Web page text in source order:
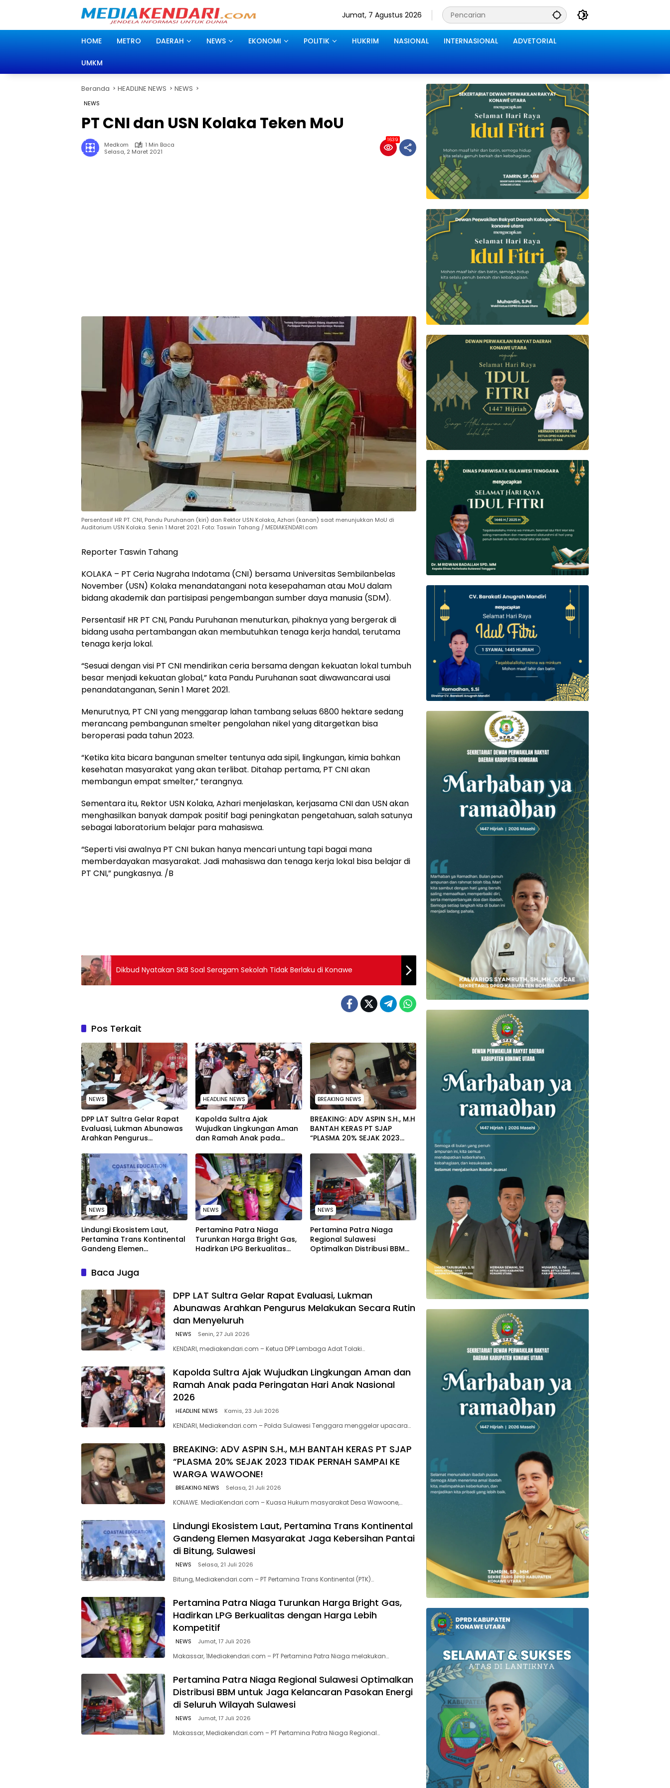
Jumat, 7 Agustus 2026
HOME METRO DAERAH NEWS EKONOMI POLITIK HUKRIM NASIONAL INTERNASIONAL ADVETORIAL
UMKM
Beranda HEADLINE NEWS NEWS
NEWS
PT CNI dan USN Kolaka Teken MoU
Medkom
1 Min Baca
Selasa, 2 Maret 2021
1639
Persentasif HR PT. CNI, Pandu Puruhanan (kiri) dan Rektor USN Kolaka, Azhari (kanan) saat menunjukkan MoU di
Auditorium USN Kolaka. Senin 1 Maret 2021. Foto: Taswin Tahang / MEDIAKENDARI.com
Reporter Taswin Tahang
KOLAKA – PT Ceria Nugraha Indotama (CNI) bersama Universitas Sembilanbelas
November (USN) Kolaka menandatangani nota kesepahaman atau MoU dalam
bidang akademik dan partisipasi pengembangan sumber daya manusia (SDM).
Persentasif HR PT CNI, Pandu Puruhanan menuturkan, pihaknya yang bergerak di
bidang usaha pertambangan akan membutuhkan tenaga kerja handal, terutama
tenaga kerja lokal.
“Sesuai dengan visi PT CNI mendirikan ceria bersama dengan kekuatan lokal tumbuh
besar menjadi kekuatan global,” kata Pandu Puruhanan saat diwawancarai usai
penandatanganan, Senin 1 Maret 2021.
Menurutnya, PT CNI yang menggarap lahan tambang seluas 6800 hektare sedang
merancang pembangunan smelter pengolahan nikel yang ditargetkan bisa
beroperasi pada tahun 2023.
“Ketika kita bicara bangunan smelter tentunya ada sipil, lingkungan, kimia bahkan
kesehatan masyarakat yang akan terlibat. Ditahap pertama, PT CNI akan
membangun empat smelter,” terangnya.
Sementara itu, Rektor USN Kolaka, Azhari menjelaskan, kerjasama CNI dan USN akan
menghasilkan banyak dampak positif bagi peningkatan pengetahuan, salah satunya
sebagai laboratorium belajar para mahasiswa.
“Seperti visi awalnya PT CNI bukan hanya mencari untung tapi bagai mana
memberdayakan masyarakat. Jadi mahasiswa dan tenaga kerja lokal bisa belajar di
PT CNI,” pungkasnya. /B
Dikbud Nyatakan SKB Soal Seragam Sekolah Tidak Berlaku di Konawe
Pos Terkait
NEWS
‎DPP LAT Sultra Gelar Rapat
Evaluasi, Lukman Abunawas
Arahkan Pengurus
Menyeluruh
HEADLINE NEWS
Kapolda Sultra Ajak
Wujudkan Lingkungan Aman
dan Ramah Anak pada
Nasional 2026
BREAKING NEWS
BREAKING: ADV ASPIN S.H., M.H
BANTAH KERAS PT SJAP
“PLASMA 20% SEJAK 2023
WARGA WAWOONE!
NEWS
Lindungi Ekosistem Laut,
Pertamina Trans Kontinental
Gandeng Elemen
Kebersihan Pantai di Bitung,
Sulawesi
NEWS
Pertamina Patra Niaga
Turunkan Harga Bright Gas,
Hadirkan LPG Berkualitas
NEWS
Pertamina Patra Niaga
Regional Sulawesi
Optimalkan Distribusi BBM
Baca Juga
‎DPP LAT Sultra Gelar Rapat Evaluasi, Lukman
Abunawas Arahkan Pengurus Melakukan Secara Rutin
dan Menyeluruh
NEWS Senin, 27 Juli 2026
KENDARI, mediakendari.com – Ketua DPP Lembaga Adat Tolaki…
Kapolda Sultra Ajak Wujudkan Lingkungan Aman dan
Ramah Anak pada Peringatan Hari Anak Nasional
2026
HEADLINE NEWS Kamis, 23 Juli 2026
KENDARI, Mediakendari.com – Polda Sulawesi Tenggara menggelar upacara…
BREAKING: ADV ASPIN S.H., M.H BANTAH KERAS PT SJAP
“PLASMA 20% SEJAK 2023 TIDAK PERNAH SAMPAI KE
WARGA WAWOONE!
BREAKING NEWS Selasa, 21 Juli 2026
KONAWE. MediaKendari.com – Kuasa Hukum masyarakat Desa Wawoone,…
Lindungi Ekosistem Laut, Pertamina Trans Kontinental
Gandeng Elemen Masyarakat Jaga Kebersihan Pantai
di Bitung, Sulawesi
NEWS Selasa, 21 Juli 2026
Bitung, Mediakendari.com – PT Pertamina Trans Kontinental (PTK)…
Pertamina Patra Niaga Turunkan Harga Bright Gas,
Hadirkan LPG Berkualitas dengan Harga Lebih
Kompetitif
NEWS Jumat, 17 Juli 2026
Makassar, 1Mediakendari.com – PT Pertamina Patra Niaga melakukan…
Pertamina Patra Niaga Regional Sulawesi Optimalkan
Distribusi BBM untuk Jaga Kelancaran Pasokan Energi
di Seluruh Wilayah Sulawesi
NEWS Jumat, 17 Juli 2026
Makassar, Mediakendari.com – PT Pertamina Patra Niaga Regional…